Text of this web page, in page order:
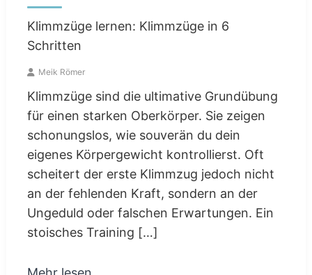
Klimmzüge lernen: Klimmzüge in 6
Schritten
Meik Römer
Klimmzüge sind die ultimative Grundübung
für einen starken Oberkörper. Sie zeigen
schonungslos, wie souverän du dein
eigenes Körpergewicht kontrollierst. Oft
scheitert der erste Klimmzug jedoch nicht
an der fehlenden Kraft, sondern an der
Ungeduld oder falschen Erwartungen. Ein
stoisches Training […]